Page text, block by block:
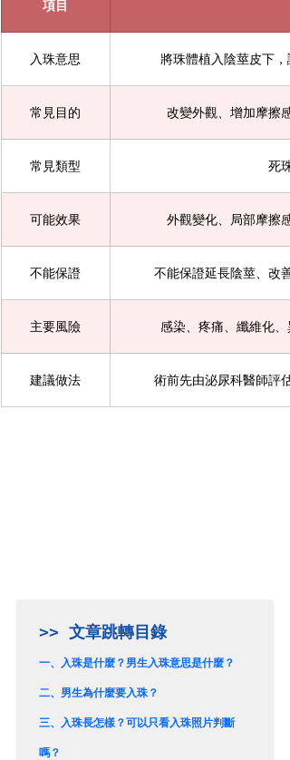
項目
入珠意思 將珠體植入陰莖皮下
常見目的 改變外觀、增加摩擦
常見類型 死
可能效果 外觀變化、局部摩擦
不能保證 不能保證延長陰莖、改
主要風險 感染、疼痛、纖維化
建議做法 術前先由泌尿科醫師評
一、 入珠是什麼？男生入珠意思是什麼？
二、 男生為什麼要入珠？
三、 入珠長怎樣？可以只看入珠照片判斷
嗎？